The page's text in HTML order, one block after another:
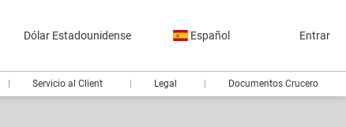
Dólar Estadounidense Español Entrar
Servicio al Client Legal Documentos Crucero